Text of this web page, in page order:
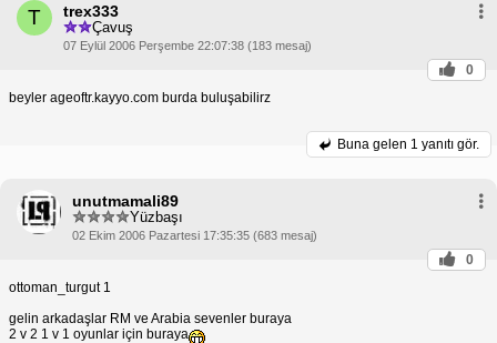
T trex333
Çavuş
07 Eylül 2006 Perşembe 22:07:38 (183 mesaj)
0
beyler ageoftr.kayyo.com burda buluşabilirz
Buna gelen 1 yanıtı gör.
unutmamali89
Yüzbaşı
02 Ekim 2006 Pazartesi 17:35:35 (683 mesaj)
0
ottoman_turgut 1
gelin arkadaşlar RM ve Arabia sevenler buraya
2 v 2 1 v 1 oyunlar için buraya